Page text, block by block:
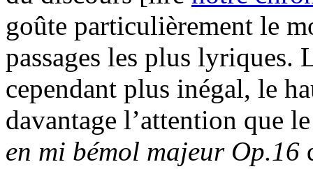
goûte particulièrement le
passages les plus lyriques.
cependant plus inégal, le
davantage l’attention que
en mi bémol majeur Op.16